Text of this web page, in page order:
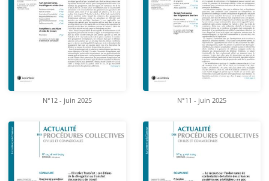
N°12 - juin 2025 N°11 - juin 2025